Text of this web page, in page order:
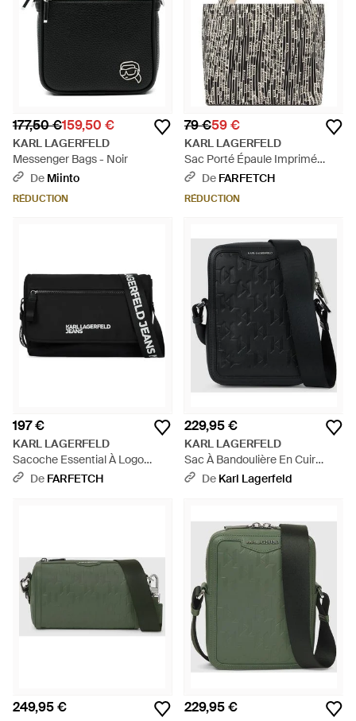
177,50 €159,50 €
KARL LAGERFELD
Messenger Bags - Noir
De Miinto
RÉDUCTION
79 €59 €
KARL LAGERFELD
Sac Porté Épaule Imprimé
Intégral À Design Réversible -
Blanc
De FARFETCH
RÉDUCTION
197 €
KARL LAGERFELD
Sacoche Essential À Logo
Imprimé - Noir
De FARFETCH
229,95 €
KARL LAGERFELD
Sac À Bandoulière En Cuir
K/Loom, Homme, Taille - Noir
De Karl Lagerfeld
249,95 € 229,95 €